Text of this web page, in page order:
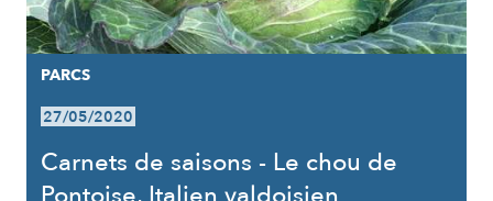
PARCS
27/05/2020
Carnets de saisons - Le chou de